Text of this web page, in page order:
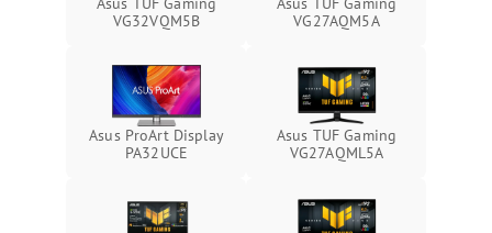
перенапряжения
защиты от замыкания
Подробнее →
Повреждение системы
защиты от перегрузок
1000 ₽ Подробнее →
Неисправность системы
защиты от перегрева
Подробнее →
VG32VQM5B
VG27AQM5A
Asus ProArt Display
PA32UCE
Asus TUF Gaming
VG27AQML5A